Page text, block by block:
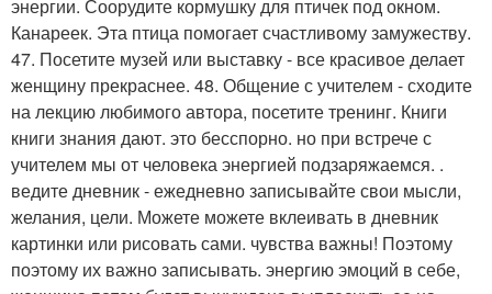
энергии. Соорудите кормушку для птичек под окном.
Канареек. Эта птица помогает счастливому замужеству.
47. Посетите музей или выставку - все красивое делает
женщину прекраснее. 48. Общение с учителем - сходите
на лекцию любимого автора, посетите тренинг. Книги
книги знания дают. это бесспорно. но при встрече с
учителем мы от человека энергией подзаряжаемся. .
ведите дневник - ежедневно записывайте свои мысли,
желания, цели. Можете можете вклеивать в дневник
картинки или рисовать сами. чувства важны! Поэтому
поэтому их важно записывать. энергию эмоций в себе,